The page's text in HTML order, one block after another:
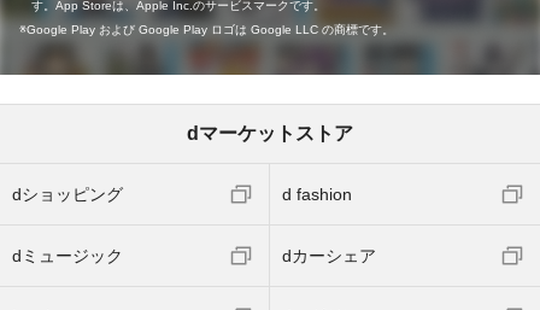
す。App Storeは、Apple Inc.のサービスマークです。
Google Play および Google Play ロゴは Google LLC の商標です。
dマーケットストア
dショッピング d fashion
dミュージック dカーシェア